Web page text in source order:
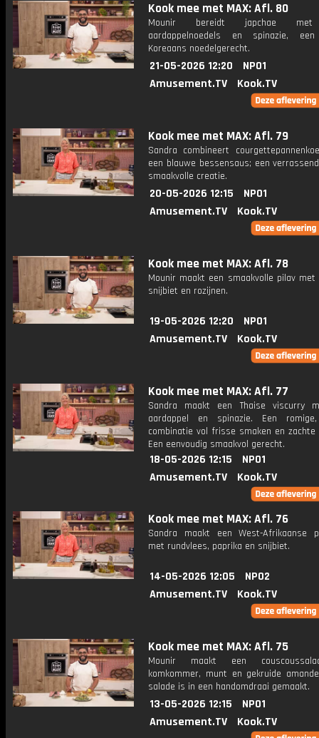
Kook mee met MAX: Afl. 80
Mounir bereidt japchae met
aardappelnoedels en spinazie,
Koreaans noedelgerecht.
21-05-2026 12:20
NPO1
Amusement.TV
Kook.TV
Kook mee met MAX: Afl. 79
Sandra combineert
een blauwe bessensaus; een
smaakvolle creatie.
20-05-2026 12:15
NPO1
Amusement.TV
Kook.TV
Kook mee met MAX: Afl. 78
Mounir maakt een smaakvolle pilav
snijbiet en rozijnen.
19-05-2026 12:20
NPO1
Amusement.TV
Kook.TV
Kook mee met MAX: Afl. 77
Sandra maakt een Thaise viscurry
aardappel en spinazie. Een
combinatie vol frisse smaken en zachte
Een eenvoudig smaakvol gerecht.
18-05-2026 12:15
NPO1
Amusement.TV
Kook.TV
Kook mee met MAX: Afl. 76
Sandra maakt een West-Afrikaanse
met rundvlees, paprika en snijbiet.
14-05-2026 12:05
NPO2
Amusement.TV
Kook.TV
Kook mee met MAX: Afl. 75
Mounir maakt een
komkommer, munt en gekruide
salade is in een handomdraai gemaakt.
13-05-2026 12:15
NPO1
Amusement.TV
Kook.TV